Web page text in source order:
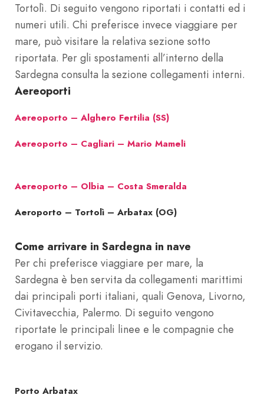
Tortolì. Di seguito vengono riportati i contatti ed i
numeri utili. Chi preferisce invece viaggiare per
mare, può visitare la relativa sezione sotto
riportata. Per gli spostamenti all’interno della
Sardegna consulta la sezione collegamenti interni.
Aereoporti
Aereoporto – Alghero Fertilia (SS)
Aereoporto – Cagliari – Mario Mameli
Aereoporto – Olbia – Costa Smeralda
Aeroporto – Tortolì – Arbatax (OG)
Come arrivare in Sardegna in nave
Per chi preferisce viaggiare per mare, la
Sardegna è ben servita da collegamenti marittimi
dai principali porti italiani, quali Genova, Livorno,
Civitavecchia, Palermo. Di seguito vengono
riportate le principali linee e le compagnie che
erogano il servizio.
Porto Arbatax